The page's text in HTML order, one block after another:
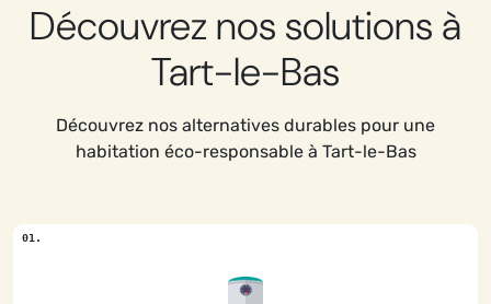
Découvrez nos solutions à
Tart-le-Bas
Découvrez nos alternatives durables pour une
habitation éco-responsable à Tart-le-Bas